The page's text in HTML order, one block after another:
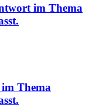
im Thema
Thema